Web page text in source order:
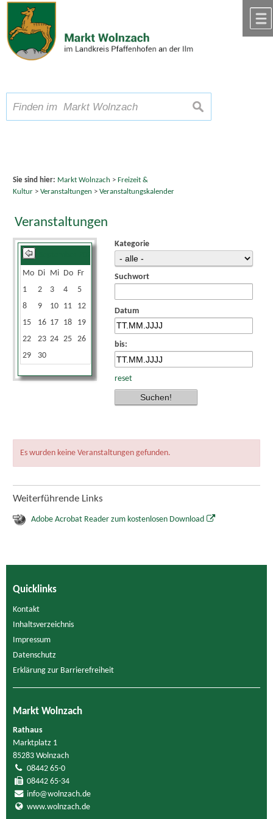
Zum Inhalt,zur Navigation
Schriftgröße A A A suchen
Sie sind hier: Markt Wolnzach > Freizeit &
Kultur> Veranstaltungen > Veranstaltungskalender
Veranstaltungen
Mo Di Mi Do Fr
1
2 3 4 5
8
9 10 11 12
15
16 17 18 19
22
23 24 25 26
29
30
Kategorie
Suchwort
Datum
bis:
reset
Es wurden keine Veranstaltungen gefunden.
Weiterführende Links
Adobe Acrobat Reader zum kostenlosen Download
Quicklinks
Kontakt
Inhaltsverzeichnis
Impressum
Datenschutz
Erklärung zur Barrierefreiheit
Markt Wolnzach
Rathaus
Marktplatz 1
85283 Wolnzach
08442 65-0
08442 65-34
info@wolnzach.de
www.wolnzach.de